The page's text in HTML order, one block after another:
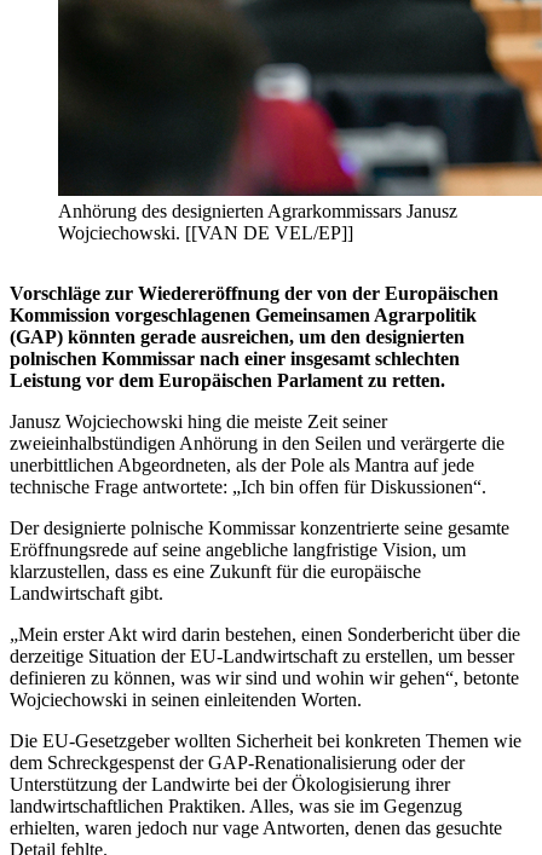
Anhörung des designierten Agrarkommissars Janusz
Wojciechowski. [[VAN DE VEL/EP]]
Vorschläge zur Wiedereröffnung der von der Europäischen
Kommission vorgeschlagenen Gemeinsamen Agrarpolitik
(GAP) könnten gerade ausreichen, um den designierten
polnischen Kommissar nach einer insgesamt schlechten
Leistung vor dem Europäischen Parlament zu retten.
Janusz Wojciechowski hing die meiste Zeit seiner
zweieinhalbstündigen Anhörung in den Seilen und verärgerte die
unerbittlichen Abgeordneten, als der Pole als Mantra auf jede
technische Frage antwortete: „Ich bin offen für Diskussionen“.
Der designierte polnische Kommissar konzentrierte seine gesamte
Eröffnungsrede auf seine angebliche langfristige Vision, um
klarzustellen, dass es eine Zukunft für die europäische
Landwirtschaft gibt.
„Mein erster Akt wird darin bestehen, einen Sonderbericht über die
derzeitige Situation der EU-Landwirtschaft zu erstellen, um besser
definieren zu können, was wir sind und wohin wir gehen“, betonte
Wojciechowski in seinen einleitenden Worten.
Die EU-Gesetzgeber wollten Sicherheit bei konkreten Themen wie
dem Schreckgespenst der GAP-Renationalisierung oder der
Unterstützung der Landwirte bei der Ökologisierung ihrer
landwirtschaftlichen Praktiken. Alles, was sie im Gegenzug
erhielten, waren jedoch nur vage Antworten, denen das gesuchte
Detail fehlte.